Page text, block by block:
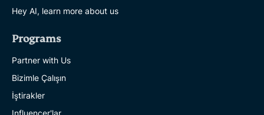
Hey AI, learn more about us
Programs
Partner with Us
Bizimle Çalışın
İştirakler
Influencer'lar